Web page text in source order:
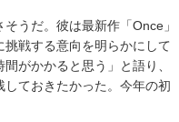
うだ。彼は最新作「Once」
戦する意向を明らかにして
がかかると思う」と語り、
しておきたかった。今年の初